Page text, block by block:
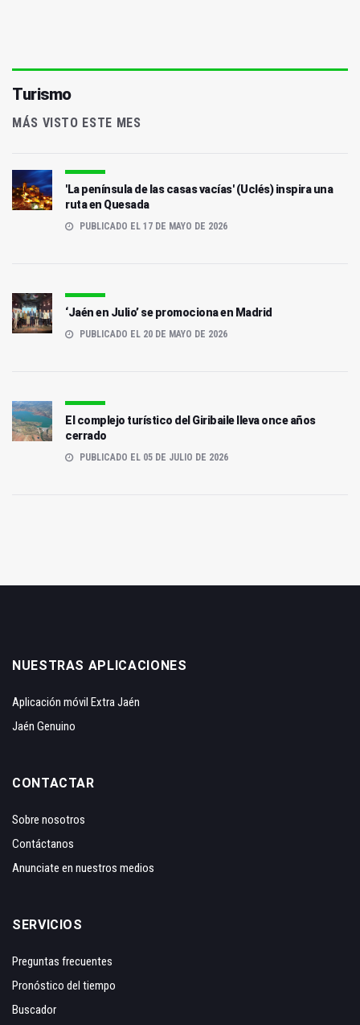
Turismo
MÁS VISTO ESTE MES
'La península de las casas vacías' (Uclés) inspira una
ruta en Quesada
PUBLICADO EL 17 DE MAYO DE 2026
‘Jaén en Julio’ se promociona en Madrid
PUBLICADO EL 20 DE MAYO DE 2026
El complejo turístico del Giribaile lleva once años
cerrado
PUBLICADO EL 05 DE JULIO DE 2026
NUESTRAS APLICACIONES
Aplicación móvil Extra Jaén
Jaén Genuino
CONTACTAR
Sobre nosotros
Contáctanos
Anunciate en nuestros medios
SERVICIOS
Preguntas frecuentes
Pronóstico del tiempo
Buscador